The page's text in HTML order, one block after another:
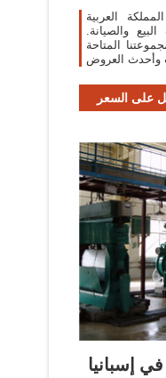
العربية
والصيانة.
المتاحة
على السعر
إسبانيا